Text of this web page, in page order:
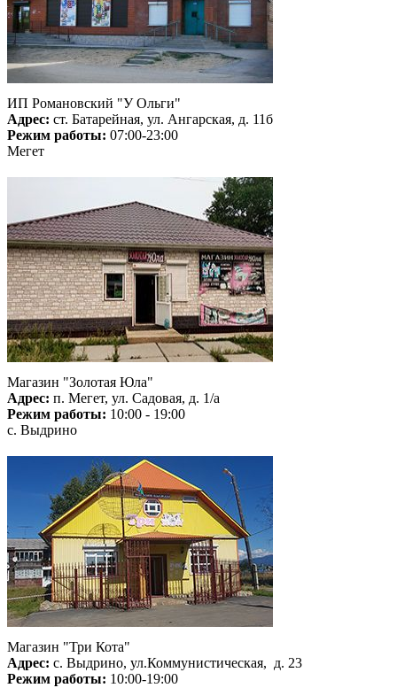
ИП Романовский "У Ольги"
Адрес: ст. Батарейная, ул. Ангарская, д. 11б
Режим работы: 07:00-23:00
Мегет
Магазин "Золотая Юла"
Адрес: п. Мегет, ул. Садовая, д. 1/а
Режим работы: 10:00 - 19:00
с. Выдрино
Магазин "Три Кота"
Адрес: с. Выдрино, ул.Коммунистическая, д. 23
Режим работы: 10:00-19:00